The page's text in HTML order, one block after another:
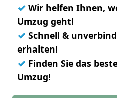
✓ Wir helfen Ihnen,
Umzug geht!
✓ Schnell &
erhalten!
✓ Finden Sie das
Umzug!